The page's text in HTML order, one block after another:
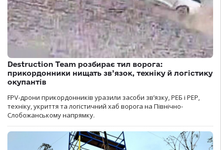
Destruction Team розбирає тил ворога:
прикордонники нищать зв’язок, техніку й логістику
окупантів
FPV-дрони прикордонників уразили засоби зв’язку, РЕБ і РЕР,
техніку, укриття та логістичний хаб ворога на Північно-
Слобожанському напрямку.